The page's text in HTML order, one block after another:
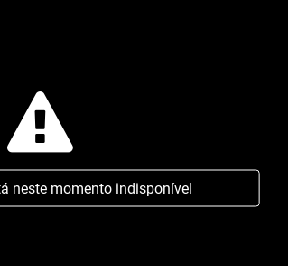
neste momento indisponível